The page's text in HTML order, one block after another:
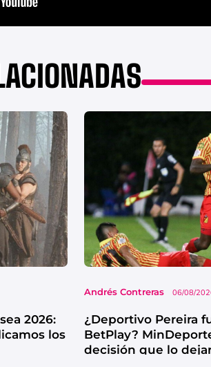
2026:
los
Andrés Contreras 06/08/
¿Deportivo Pereira
BetPlay?
decisión que lo